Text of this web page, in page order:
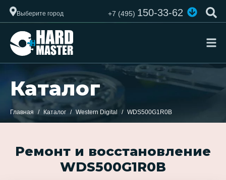
Выберите город +7 (495)150-33-62
Каталог
Главная Каталог Western Digital WDS500G1R0B
Ремонт и восстановление
WDS500G1R0B